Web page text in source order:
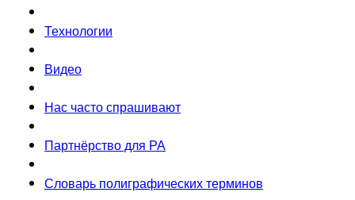
Технологии
Видео
Нас часто спрашивают
Партнёрство для РА
Словарь полиграфических терминов